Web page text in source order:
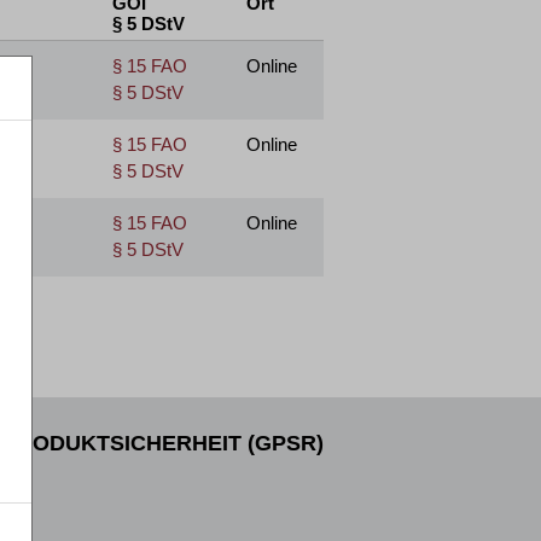
§ 5 DStV
§ 15 FAO
§ 5 DStV
Online
§ 15 FAO
§ 5 DStV
Online
§ 15 FAO
§ 5 DStV
Online
PRODUKTSICHERHEIT (GPSR)